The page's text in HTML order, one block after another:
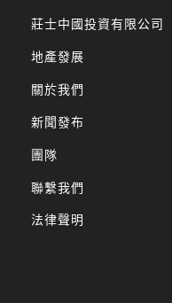
莊士中國投資有限公司
地產發展
關於我們
新聞發布
團隊
聯繫我們
法律聲明